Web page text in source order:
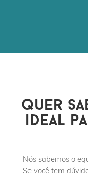
quer
ideal
Nós sabemos o
Se você tem